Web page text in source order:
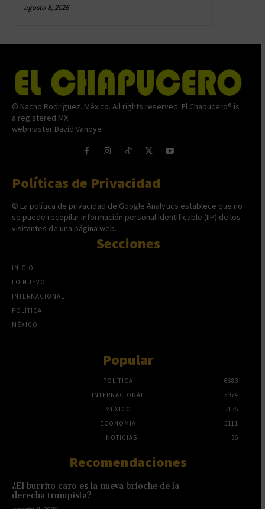
agosto 8, 2026
© Nacho Rodríguez. México. All rights reserved. El Chapucero® is
a registered MX.
webmaster David Vanoye
Políticas de Privacidad
© La política de privacidad de Google Analytics establece que no
se puede recopilar información personal identificable (IIP) de los
visitantes de una página web.
Secciones
INICIO
LO NUEVO
INTERNACIONAL
POLÍTICA
MÉXICO
Popular
POLÍTICA
6683
INTERNACIONAL
5974
MÉXICO
5135
ECONOMÍA
5111
NOTICIAS
36
Recomendaciones
¿El burrito caro es la nueva brioche de la
derecha trumpista?